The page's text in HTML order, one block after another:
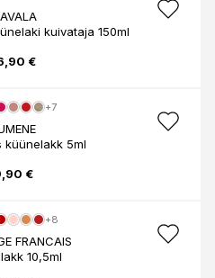
kuivataja 150ml
€
+7
küünelakk 5ml
€
+8
FRANCAIS
10,5ml